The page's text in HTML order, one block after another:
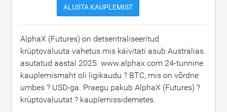
ALUSTA KAUPLEMIST
AlphaX (Futures) on detsentraliseeritud
krüptovaluuta vahetus mis käivitati asub Australias
asutatud aastal 2025. www.alphax.com 24-tunnine
kauplemismaht oli ligikaudu ? BTC, mis on võrdne
umbes ? USD-ga. Praegu pakub AlphaX (Futures) ?
krüptovaluutat ? kauplemissidemetes.